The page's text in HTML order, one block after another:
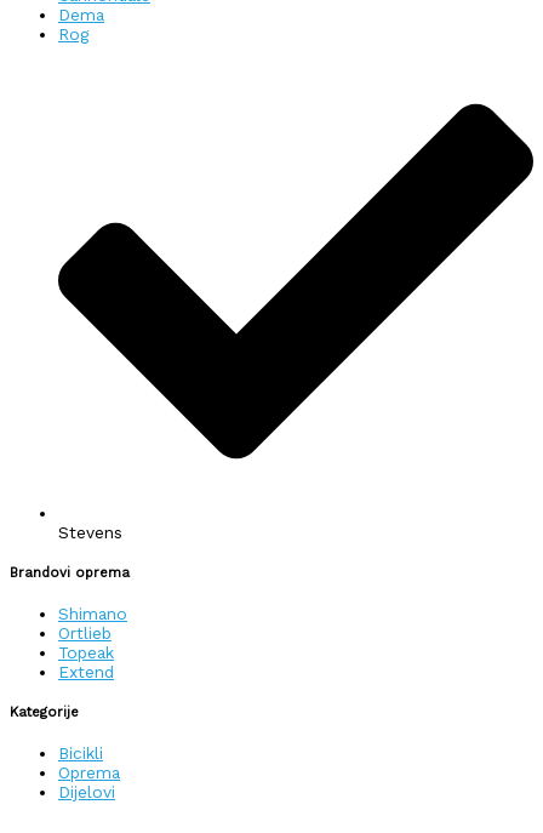
Dema
Rog
Stevens
Brandovi oprema
Shimano
Ortlieb
Topeak
Extend
Kategorije
Bicikli
Oprema
Dijelovi